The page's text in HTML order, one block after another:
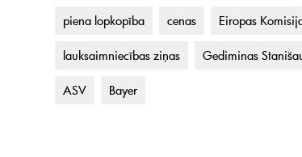
piena lopkopība cenas Eiropas
lauksaimniecības ziņas Gediminas
ASV Bayer